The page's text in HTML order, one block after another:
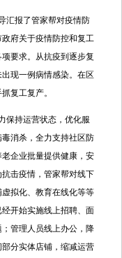
汇报了管家帮对疫情防
府关于疫情防控和复工
要求。从抗疫到逐步复
现一例病情感染。在区
复工复产。
持运营状态，优化服
消杀，全力支持社区防
企业批量提供健康，安
击疫情，管家帮对线下
拟化、教育在线化等等
开始实施线上招聘、面
管理人员线上办公，降
分实体店铺，缩减运营